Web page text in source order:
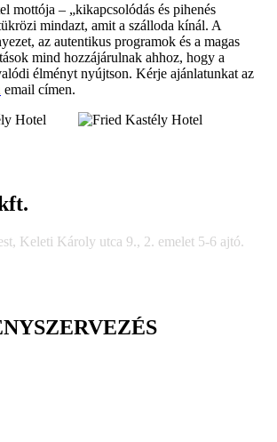
mottója – „kikapcsolódás és pihenés
mindazt, amit a szálloda kínál. A
az autentikus programok és a magas
mind hozzájárulnak ahhoz, hogy a
élményt nyújtson. Kérje ajánlatunkat az
email címen.
Keleti Károly utca 9., 2. emelet 5-6 ajtó.